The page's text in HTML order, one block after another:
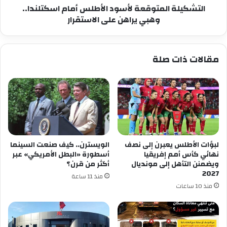
الاستقرارالتشكيلة المتوقعة لأسود الأطلس أمام اسكتلندا..
وهبي يراهن على الاستقرار
مقالات ذات صلة
لبؤات الأطلس يعبرن إلى نصف
نهائي كأس أمم إفريقيا
ويضمنن التأهل إلى مونديال
2027
منذ 10 ساعات
الويسترن.. كيف صنعت السينما
أسطورة «البطل الأمريكي» عبر
أكثر من قرن؟
منذ 11 ساعة